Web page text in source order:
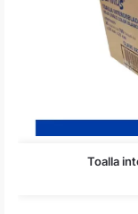
Toalla